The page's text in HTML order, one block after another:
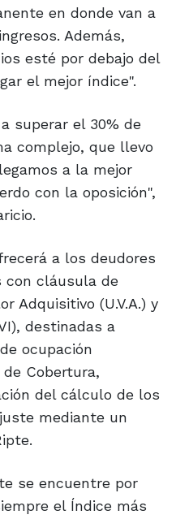
en donde van a
Además,
esté por debajo del
el mejor índice".
superar el 30% de
complejo, que llevo
a la mejor
con la oposición",
a los deudores
con cláusula de
Adquisitivo (U.V.A.) y
destinadas a
ocupación
Cobertura,
del cálculo de los
mediante un
se encuentre por
el Índice más